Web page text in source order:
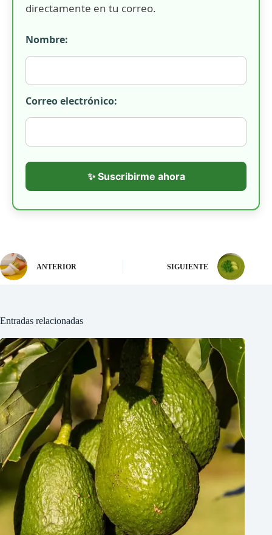
directamente en tu correo.
Nombre:
Correo electrónico:
✨ Suscribirme ahora
ANTERIOR SIGUIENTE
Entradas relacionadas